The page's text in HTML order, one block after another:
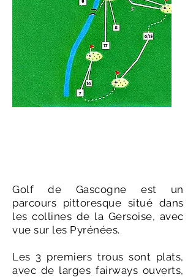
Golf de Gascogne est un
parcours pittoresque situé dans
les collines de la Gersoise, avec
vue sur les Pyrénées.
​Les 3 premiers trous sont plats,
avec de larges fairways ouverts,